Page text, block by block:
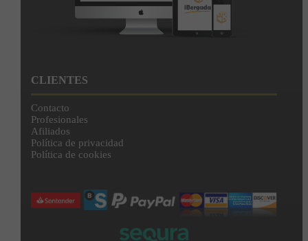
CLIENTES
Contacto
Profesionales
Afiliados
Política de privacidad
Política de cookies